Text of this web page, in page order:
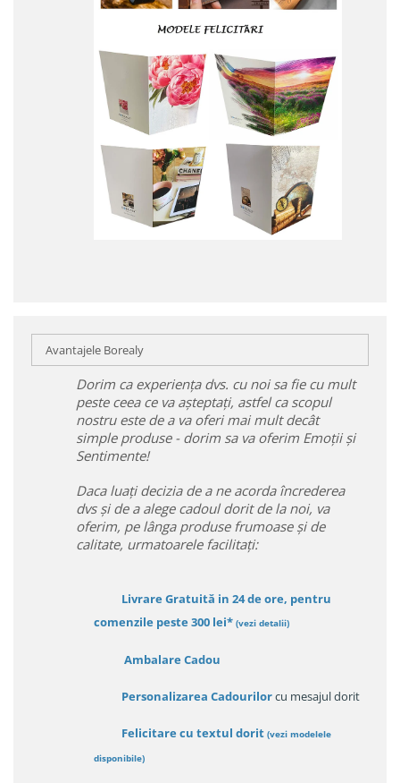
Avantajele Borealy
Dorim ca experiența dvs. cu noi sa fie cu mult
peste ceea ce va așteptați, astfel ca scopul
nostru este de a va oferi mai mult decât
simple produse - dorim sa va oferim Emoții și
Sentimente!
Daca luați decizia de a ne acorda încrederea
dvs și de a alege cadoul dorit de la noi, va
oferim, pe lânga produse frumoase și de
calitate, urmatoarele facilitați:
Livrare Gratuită in 24 de ore, pentru
comenzile peste 300 lei* (vezi detalii)
Ambalare Cadou
Personalizarea Cadourilorcu mesajul dorit
Felicitare cu textul dorit (vezi modelele
disponibile)